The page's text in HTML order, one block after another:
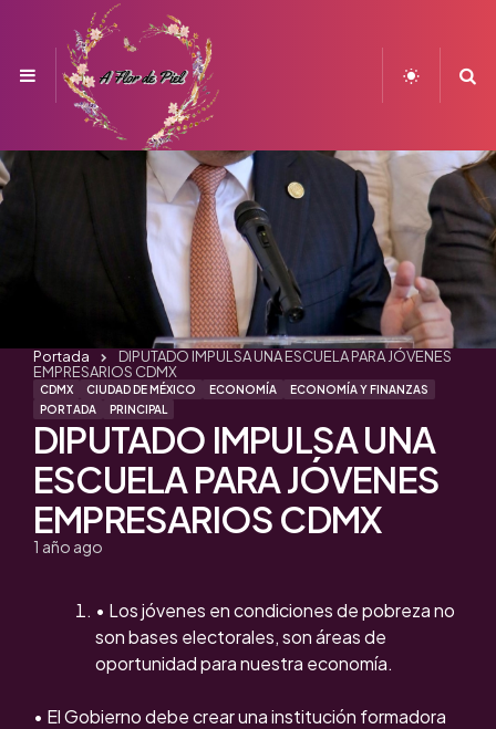
Menu
CDMX CIUDAD DE MÉXICO ECONOMÍA
ECONOMÍA Y FINANZAS
PORTADA
PRINCIPAL
DIPUTADO IMPULSA UNA
ESCUELA PARA JÓVENES
EMPRESARIOS CDMX
1 año ago
Portada
DIPUTADO IMPULSA UNA ESCUELA PARA JÓVENES
EMPRESARIOS CDMX
• Los jóvenes en condiciones de pobreza no
son bases electorales, son áreas de
oportunidad para nuestra economía.
• ⁠El Gobierno debe crear una institución formadora